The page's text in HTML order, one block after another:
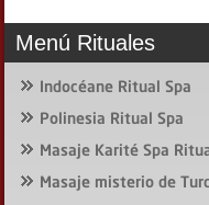
Menú Rituales
Indocéane Ritual Spa
Polinesia Ritual Spa
Masaje Karité Spa
Masaje misterio de